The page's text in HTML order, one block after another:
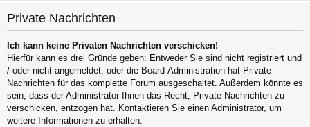
Private Nachrichten
Ich kann keine Privaten Nachrichten verschicken!
Hierfür kann es drei Gründe geben: Entweder Sie sind nicht registriert und
/ oder nicht angemeldet, oder die Board-Administration hat Private
Nachrichten für das komplette Forum ausgeschaltet. Außerdem könnte es
sein, dass der Administrator Ihnen das Recht, Private Nachrichten zu
verschicken, entzogen hat. Kontaktieren Sie einen Administrator, um
weitere Informationen zu erhalten.